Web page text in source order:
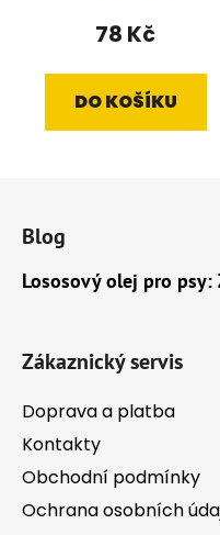
78 Kč
DO KOŠÍKU
Blog
Lososový olej pro psy:
Zákaznický servis
Doprava a platba
Kontakty
Obchodní podmínky
Ochrana osobních